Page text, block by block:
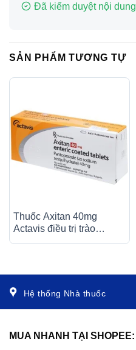
Đã kiểm duyệt nội dung
SẢN PHẨM TƯƠNG TỰ
Thuốc Axitan 40mg
Actavis điều trị trào
Hệ thống Nhà thuốc
MUA NHANH TẠI SHOPEE: